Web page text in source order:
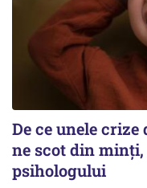
De ce unele
ne scot din
psihologului